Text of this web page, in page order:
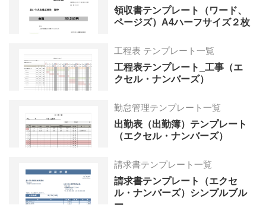
領収書テンプレート（ワード、
ページズ）A4ハーフサイズ２枚
工程表 テンプレート一覧
工程表テンプレート_工事（エ
クセル・ナンバーズ）
勤怠管理テンプレート一覧
出勤表（出勤簿）テンプレート
（エクセル・ナンバーズ）
請求書テンプレート一覧
請求書テンプレート（エクセ
ル・ナンバーズ）シンプルブル